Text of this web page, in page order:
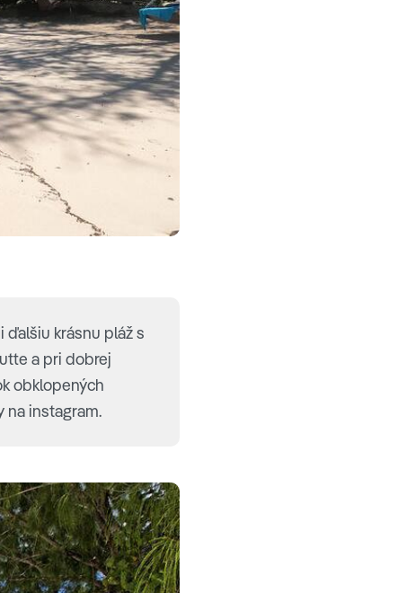
ďalšiu krásnu pláž s
a pri dobrej
obklopených
na instagram.